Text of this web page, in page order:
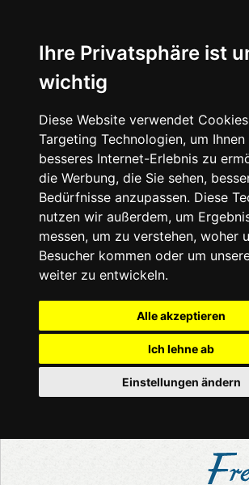
Ihre Privatsphäre ist
wichtig
Diese Website verwendet
Targeting Technologien, um Ihnen
besseres Internet-Erlebnis zu
die Werbung, die Sie sehen,
Bedürfnisse anzupassen. Diese
nutzen wir außerdem, um
messen, um zu verstehen, woher
Besucher kommen oder um
weiter zu entwickeln.
Alle akzeptieren
Ich lehne ab
Einstellungen ändern